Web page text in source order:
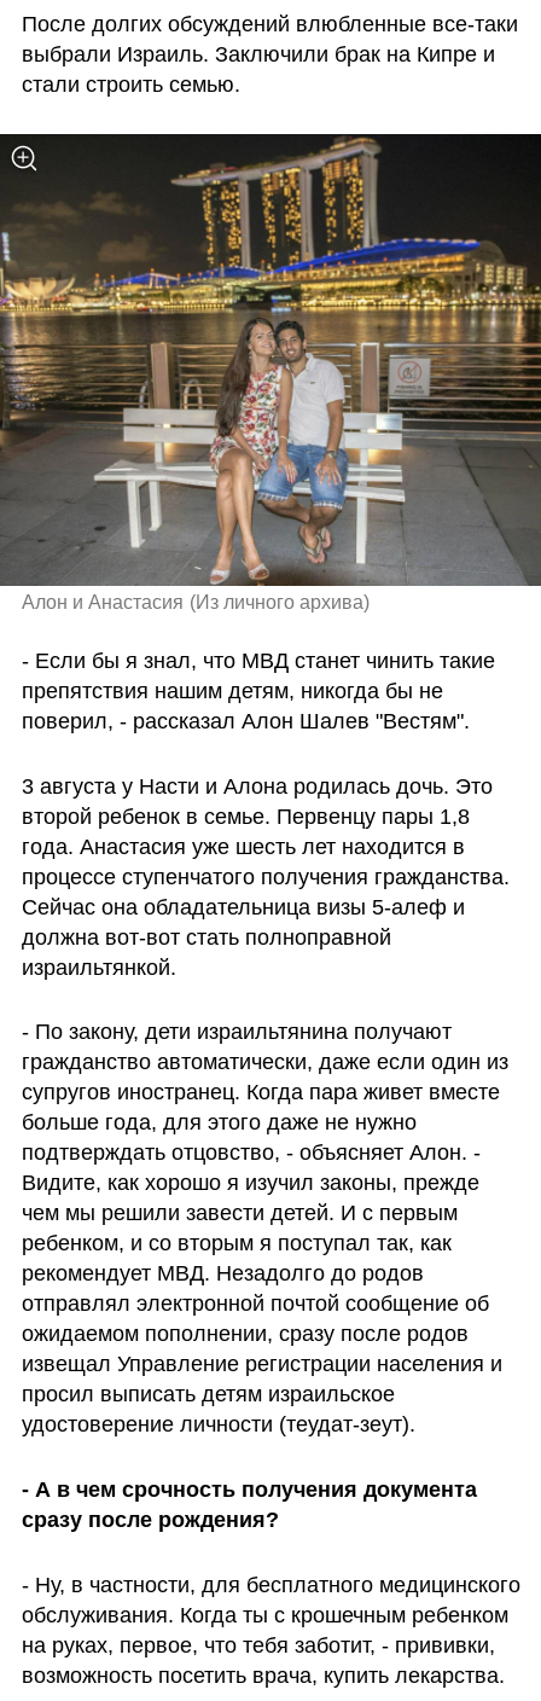
После долгих обсуждений влюбленные все-таки
выбрали Израиль. Заключили брак на Кипре и
стали строить семью.
Алон и Анастасия (Из личного архива)
- Если бы я знал, что МВД станет чинить такие
препятствия нашим детям, никогда бы не
поверил, - рассказал Алон Шалев "Вестям".
3 августа у Насти и Алона родилась дочь. Это
второй ребенок в семье. Первенцу пары 1,8
года. Анастасия уже шесть лет находится в
процессе ступенчатого получения гражданства.
Сейчас она обладательница визы 5-алеф и
должна вот-вот стать полноправной
израильтянкой.
- По закону, дети израильтянина получают
гражданство автоматически, даже если один из
супругов иностранец. Когда пара живет вместе
больше года, для этого даже не нужно
подтверждать отцовство, - объясняет Алон. -
Видите, как хорошо я изучил законы, прежде
чем мы решили завести детей. И с первым
ребенком, и со вторым я поступал так, как
рекомендует МВД. Незадолго до родов
отправлял электронной почтой сообщение об
ожидаемом пополнении, сразу после родов
извещал Управление регистрации населения и
просил выписать детям израильское
удостоверение личности (теудат-зеут).
- А в чем срочность получения документа
сразу после рождения?
- Ну, в частности, для бесплатного медицинского
обслуживания. Когда ты с крошечным ребенком
на руках, первое, что тебя заботит, - прививки,
возможность посетить врача, купить лекарства.